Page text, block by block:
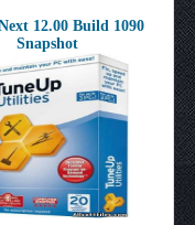
12.00 Build 1090
Snapshot